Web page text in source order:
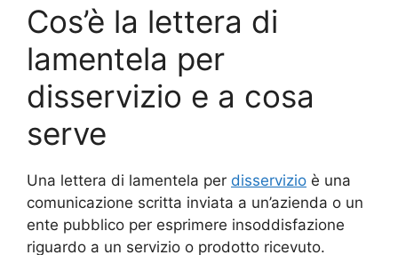
Cos’è la lettera di
lamentela per
disservizio e a cosa
serve
Una lettera di lamentela per disservizio è una
comunicazione scritta inviata a un’azienda o un
ente pubblico per esprimere insoddisfazione
riguardo a un servizio o prodotto ricevuto.